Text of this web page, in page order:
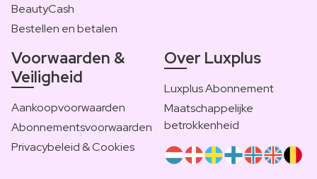
BeautyCash
Bestellen en betalen
Voorwaarden &
Veiligheid
Aankoopvoorwaarden
Abonnementsvoorwaarden
Privacybeleid & Cookies
Over Luxplus
Luxplus Abonnement
Maatschappelijke
betrokkenheid